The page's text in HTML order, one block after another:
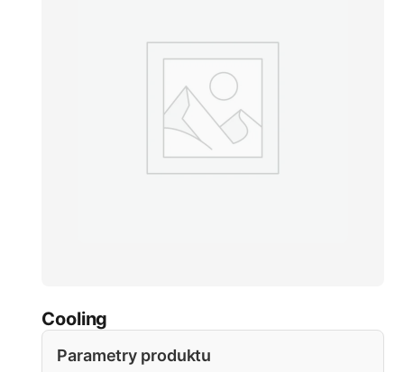
Cooling
Parametry produktu